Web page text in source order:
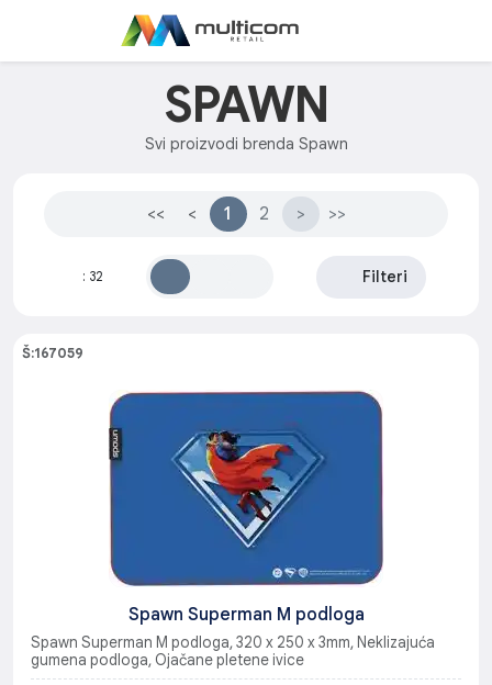
SPAWN
Svi proizvodi brenda Spawn
<< < 1 2 > >>
: 32 Filteri
Š:167059
Spawn Superman M podloga
Spawn Superman M podloga, 320 x 250 x 3mm, Neklizajuća
gumena podloga, Ojačane pletene ivice